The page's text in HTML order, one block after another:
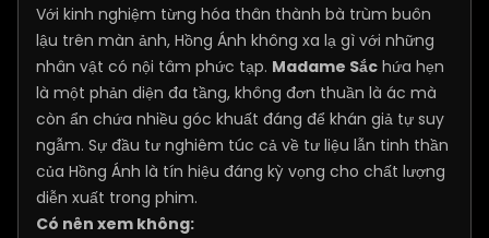
Với kinh nghiệm từng hóa thân thành bà trùm buôn
lậu trên màn ảnh, Hồng Ánh không xa lạ gì với những
nhân vật có nội tâm phức tạp. Madame Sắc hứa hẹn
là một phản diện đa tầng, không đơn thuần là ác mà
còn ẩn chứa nhiều góc khuất đáng để khán giả tự suy
ngẫm. Sự đầu tư nghiêm túc cả về tư liệu lẫn tinh thần
của Hồng Ánh là tín hiệu đáng kỳ vọng cho chất lượng
diễn xuất trong phim.
Có nên xem không: